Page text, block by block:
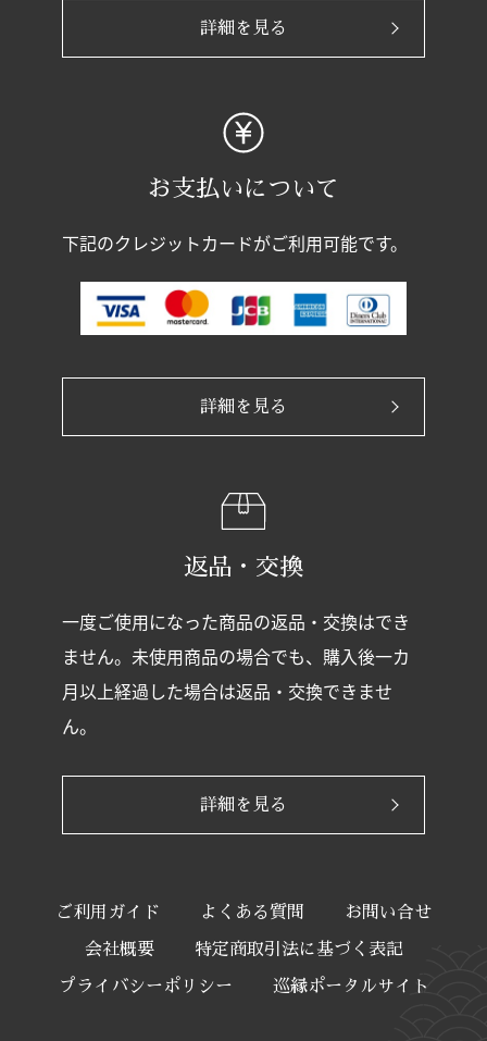
詳細を見る
お支払いについて
下記のクレジットカードがご利用可能です。
詳細を見る
返品・交換
一度ご使用になった商品の返品・交換はでき
ません。未使用商品の場合でも、購入後一カ
月以上経過した場合は返品・交換できませ
ん。
詳細を見る
ご利用ガイド よくある質問 お問い合せ
会社概要 特定商取引法に基づく表記
プライバシーポリシー 巡縁ポータルサイト